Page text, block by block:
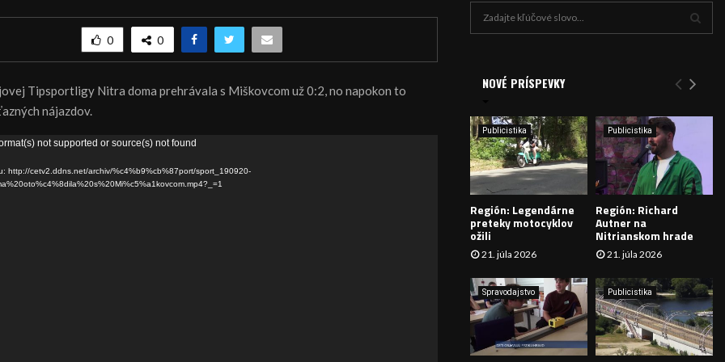
0 0
Tipsportligy Nitra doma prehrávala s Miškovcom už 0:2, no napokon to
nájazdov.
not supported or source(s) not found
http://cetv2.ddns.net/archiv/%c4%b9%cb%87port/sport_190920-
e
:
Y
H
A
Á
V
A
N
NOVÉ PRÍSPEVKY
Publicistika
Región: Legendárne
preteky motocyklov
ožili
21. júla 2026
Publicistika
Región: Richard
Autner na
Nitrianskom hrade
21. júla 2026
Spravodajstvo Publicistika